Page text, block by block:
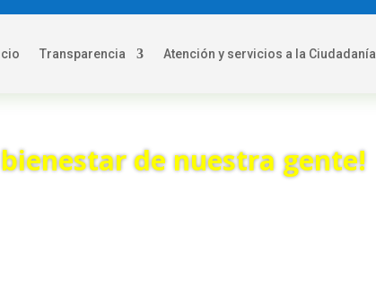
Transparencia Atención y servicios a la Ciudadanía
de nuestra gente!